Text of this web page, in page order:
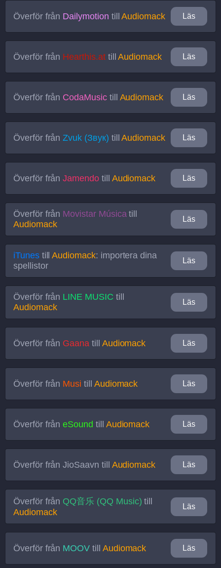
Överför från Dailymotion tillAudiomack Läs
Överför från Hearthis.attillAudiomack Läs
Överför från CodaMusictill Audiomack Läs
Överför frånZvuk (Звук) tillAudiomack Läs
Överför frånJamendotill Audiomack Läs
Överför från Movistar Músicatill
Audiomack
Läs
iTunestillAudiomack: importera dina
spellistor
Läs
Överför från LINE MUSIC till
Audiomack
Läs
Överför från Gaana till Audiomack Läs
Överför från Musi till Audiomack Läs
Överför fråneSound till Audiomack Läs
Överför frånJioSaavn till Audiomack Läs
Överför från QQ音乐 (QQ Music) till
Audiomack
Läs
Överför från MOOV till Audiomack Läs